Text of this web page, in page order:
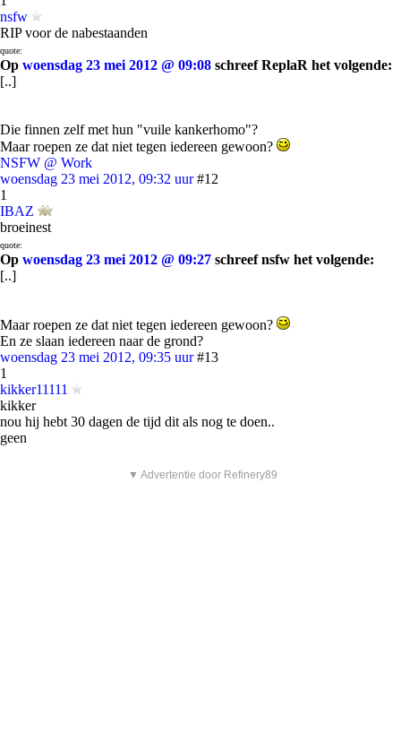
nsfw
RIP voor de nabestaanden
quote:
Op woensdag 23 mei 2012 @ 09:08 schreef ReplaR het volgende:
[..]
Die finnen zelf met hun "vuile kankerhomo"?
Maar roepen ze dat niet tegen iedereen gewoon?
NSFW @ Work
woensdag 23 mei 2012, 09:32 uur #12
1
IBAZ
broeinest
quote:
Op woensdag 23 mei 2012 @ 09:27 schreef nsfw het volgende:
[..]
Maar roepen ze dat niet tegen iedereen gewoon?
En ze slaan iedereen naar de grond?
woensdag 23 mei 2012, 09:35 uur #13
1
kikker11111
kikker
nou hij hebt 30 dagen de tijd dit als nog te doen..
geen
▼ Advertentie door Refinery89